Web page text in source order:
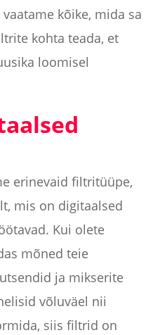
kõike, mida sa
kohta teada, et
loomisel
erinevaid filtritüüpe,
mis on digitaalsed
Kui olete
mõned teie
ja mikserite
võluväel nii
siis filtrid on